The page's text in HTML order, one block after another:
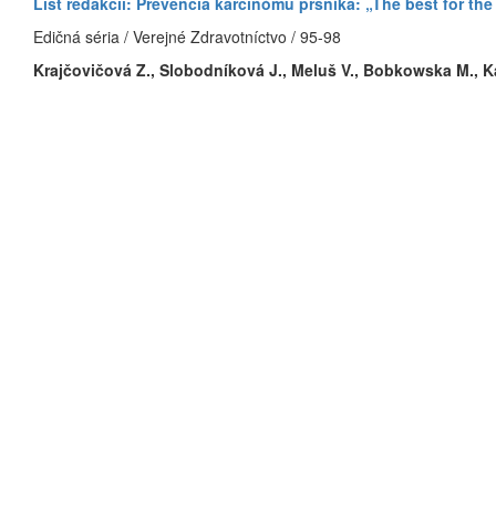
Edičná séria / Verejné Zdravotníctvo / 95-98
Krajčovičová Z., Slobodníková J., Meluš V., Bobkowska M.,